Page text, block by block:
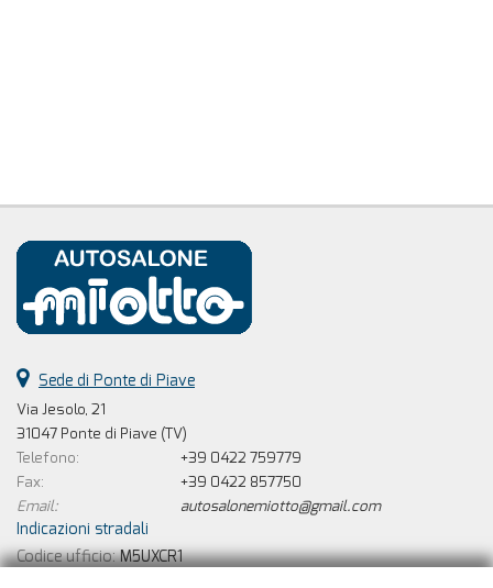
Sede di Ponte di Piave
Via Jesolo, 21
31047 Ponte di Piave (TV)
Telefono:
+39 0422 759779
Fax:
+39 0422 857750
Email:
autosalonemiotto@gmail.com
Indicazioni stradali
Codice ufficio:M5UXCR1